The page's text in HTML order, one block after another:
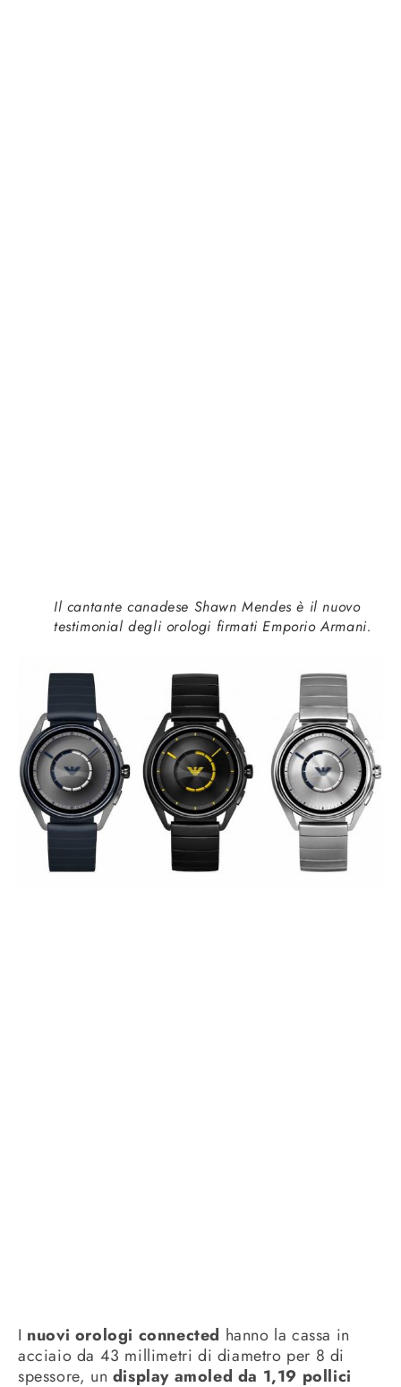
Il cantante canadese Shawn Mendes è il nuovo
testimonial degli orologi firmati Emporio Armani.
I nuovi orologi connected hanno la cassa in
acciaio da 43 millimetri di diametro per 8 di
spessore, un display amoled da 1,19 pollici